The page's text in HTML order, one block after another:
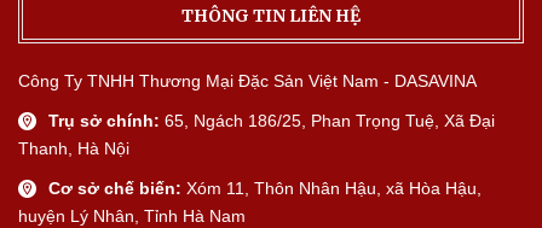
THÔNG TIN LIÊN HỆ
Công Ty TNHH Thương Mại Đặc Sản Việt Nam - DASAVINA
Trụ sở chính: 65, Ngách 186/25, Phan Trọng Tuệ, Xã Đại
Thanh, Hà Nội
Cơ sở chế biến: Xóm 11, Thôn Nhân Hậu, xã Hòa Hậu,
huyện Lý Nhân, Tỉnh Hà Nam